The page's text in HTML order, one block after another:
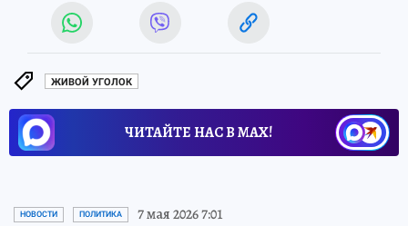
ЖИВОЙ УГОЛОК
ЧИТАЙТЕ НАС В МАХ!
НОВОСТИ ПОЛИТИКА 7 мая 2026 7:01